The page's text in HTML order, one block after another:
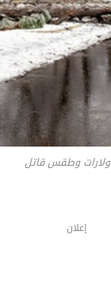
وطقس قاتل
إعلان